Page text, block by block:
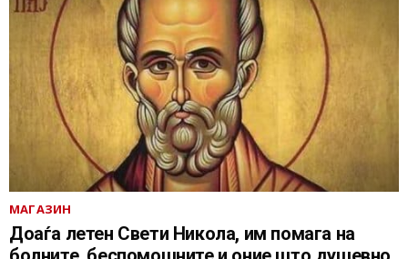
МАГАЗИН
Доаѓа летен Свети Никола, им помага на